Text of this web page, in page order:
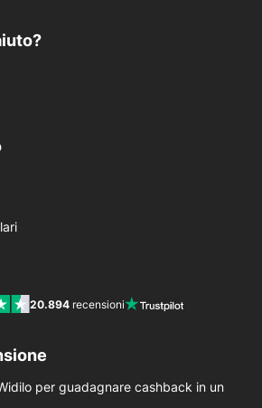
20.894 recensioni
per guadagnare cashback in un